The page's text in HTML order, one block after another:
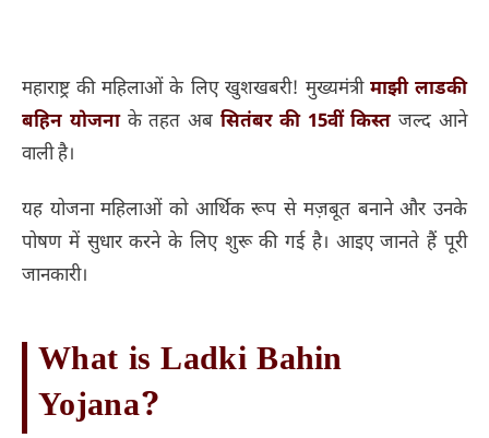
महाराष्ट्र की महिलाओं के लिए खुशखबरी! मुख्यमंत्री माझी लाडकी
बहिन योजनाके तहत अबसितंबर की 15वीं किस्त जल्द आने
वाली है।
यह योजना महिलाओं को आर्थिक रूप से मज़बूत बनाने और उनके
पोषण में सुधार करने के लिए शुरू की गई है। आइए जानते हैं पूरी
जानकारी।
What is Ladki Bahin
Yojana?